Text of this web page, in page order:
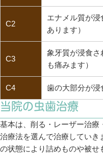
C2
エナメル質が
あります）
C3
象牙質が浸食
も痛みます）
C4 歯の大部分が浸
当院の虫歯治療
基本は、削る・レーザー治療
治療法を選んで治療してい
の状態により詰めものや被せ